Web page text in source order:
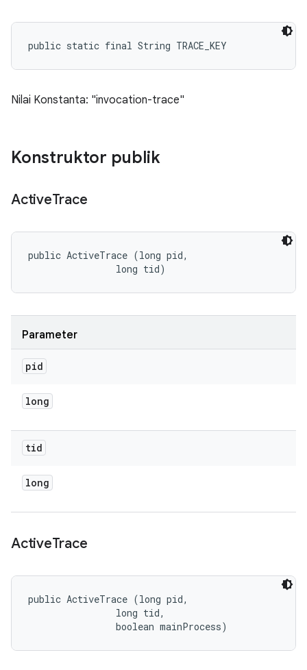
public static final String TRACE_KEY
Nilai Konstanta: "invocation-trace"
Konstruktor publik
ActiveTrace
public ActiveTrace (long pid,
                long tid)
Parameter
pid
long
tid
long
ActiveTrace
public ActiveTrace (long pid,
                long tid,
                boolean mainProcess)